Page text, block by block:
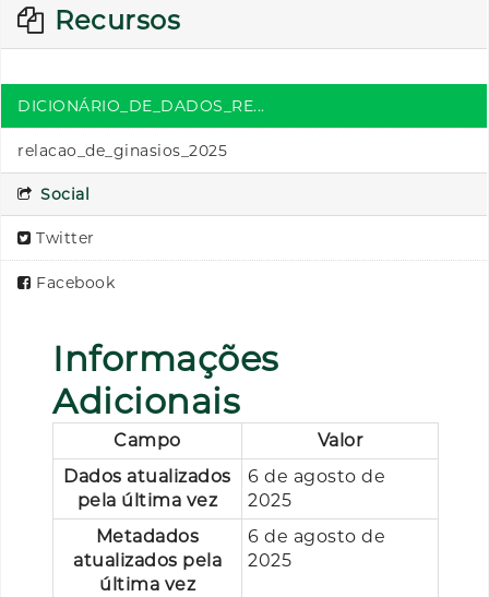
Recursos
DICIONÁRIO_DE_DADOS_RE...
relacao_de_ginasios_2025
Social
Twitter
Facebook
Informações
Adicionais
Campo
Valor
Dados atualizados
pela última vez
6 de agosto de
2025
Metadados
atualizados pela
última vez
6 de agosto de
2025